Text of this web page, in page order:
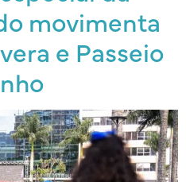
movimenta
e Passeio